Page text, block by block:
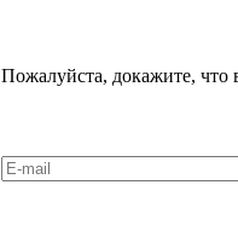
Пожалуйста, докажите, что